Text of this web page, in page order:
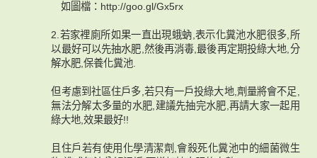
如圖檔：http://goo.gl/Gx5rx
2.若家裡廁所如果一直出現蛾蚋,表示化糞池水肥很多,所
以最好可以先抽水肥,然後再消毒,最後再定期投綠大地,分
解水肥,保養化糞池.
但考慮到社區住戶多,若只有一戶投綠大地,劑量將會不足,
無法分解太多量的水肥,建議先抽完水肥,再請大家一起用
綠大地,效果最好!!
且住戶若有使用化學清潔劑,會殺死化糞池中的細菌微生